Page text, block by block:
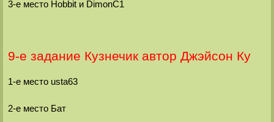
3-е место Hobbit и DimonC1
9-е задание Кузнечик автор Джэйсон Ку
1-е место usta63
2-е место Бат